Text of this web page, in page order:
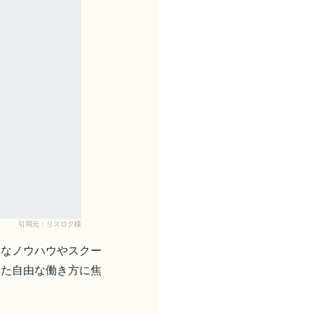
引用元：リスログ様
ノウハウやスクー
自由な働き方に焦